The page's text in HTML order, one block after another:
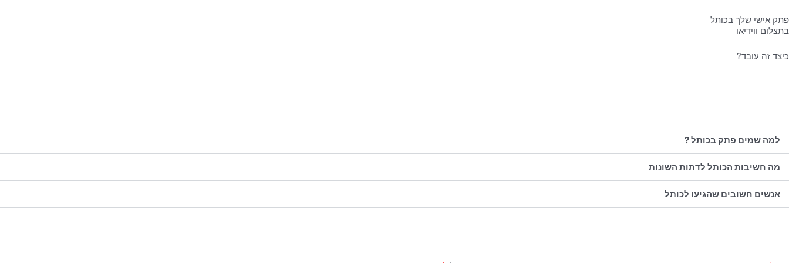
פתק אישי שלך בכותל
בתצלום ווידיאו
כיצד זה עובד?
למה שמים פתק בכותל ?
מה חשיבות הכותל לדתות השונות
אנשים חשובים שהגיעו לכותל